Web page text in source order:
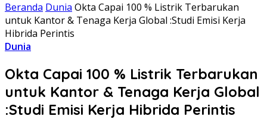
Beranda Dunia Okta Capai 100 % Listrik Terbarukan
untuk Kantor & Tenaga Kerja Global :Studi Emisi Kerja
Hibrida Perintis
Dunia
Okta Capai 100 % Listrik Terbarukan
untuk Kantor & Tenaga Kerja Global
:Studi Emisi Kerja Hibrida Perintis